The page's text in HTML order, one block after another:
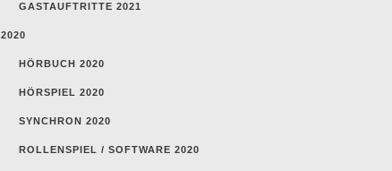
GASTAUFTRITTE 2021
2020
HÖRBUCH 2020
HÖRSPIEL 2020
SYNCHRON 2020
ROLLENSPIEL / SOFTWARE 2020